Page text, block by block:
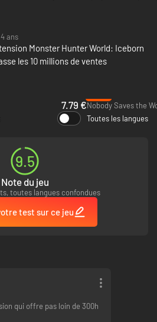
toutes les régions ! Partez à la
qui ont fait le succès de la série
!
ans
Monster Hunter World: Iceborn
les 10 millions de ventes
7.79 €Nobody Saves the
Toutes les langues
9.5
Note du jeu
toutes langues confondues
test sur ce jeu
qui offre pas loin de 300h